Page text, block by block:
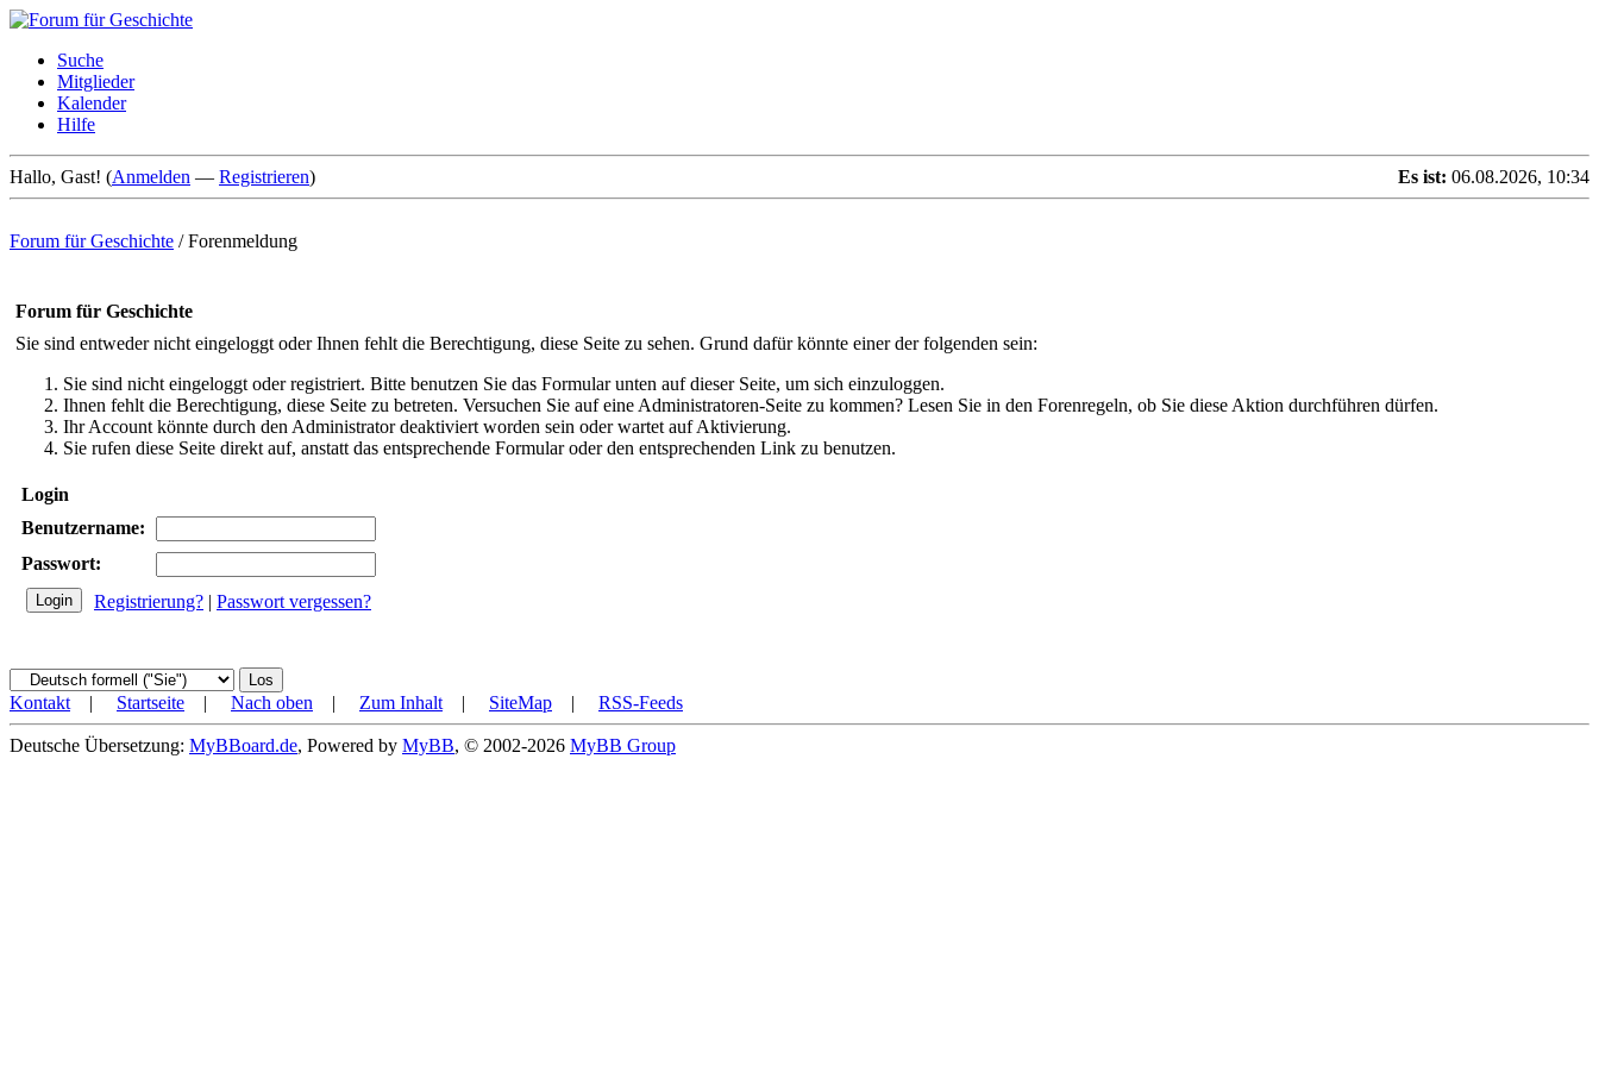
Suche
Mitglieder
Kalender
Hilfe
Es ist: 06.08.2026, 10:34
Hallo, Gast! (Anmelden — Registrieren)
Forum für Geschichte /Forenmeldung
Forum für Geschichte
Sie sind entweder nicht eingeloggt oder Ihnen fehlt die Berechtigung, diese Seite zu sehen. Grund dafür könnte einer der folgenden sein:
Sie sind nicht eingeloggt oder registriert. Bitte benutzen Sie das Formular unten auf dieser Seite, um sich einzuloggen.
Ihnen fehlt die Berechtigung, diese Seite zu betreten. Versuchen Sie auf eine Administratoren-Seite zu kommen? Lesen Sie in den Forenregeln, ob Sie diese Aktion durchführen dürfen.
Ihr Account könnte durch den Administrator deaktiviert worden sein oder wartet auf Aktivierung.
Sie rufen diese Seite direkt auf, anstatt das entsprechende Formular oder den entsprechenden Link zu benutzen.
Login
Benutzername:
Passwort:
Registrierung? | Passwort vergessen?
Kontakt | Startseite | Nach oben | Zum Inhalt | SiteMap | RSS-Feeds
Deutsche Übersetzung: MyBBoard.de, Powered by MyBB, © 2002-2026 MyBB Group